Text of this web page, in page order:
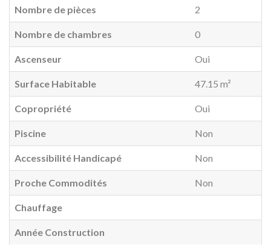
Nombre de pièces 2
Nombre de chambres 0
Ascenseur Oui
Surface Habitable 47.15 m²
Copropriété Oui
Piscine Non
Accessibilité Handicapé Non
Proche Commodités Non
Chauffage
Année Construction